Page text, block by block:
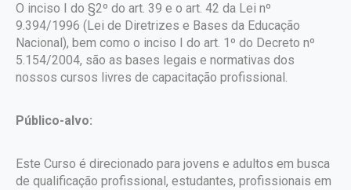
O inciso I do §2º do art. 39 e o art. 42 da Lei nº
9.394/1996 (Lei de Diretrizes e Bases da Educação
Nacional), bem como o inciso I do art. 1º do Decreto nº
5.154/2004, são as bases legais e normativas dos
nossos cursos livres de capacitação profissional.
Público-alvo:
Este Curso é direcionado para jovens e adultos em busca
de qualificação profissional, estudantes, profissionais em